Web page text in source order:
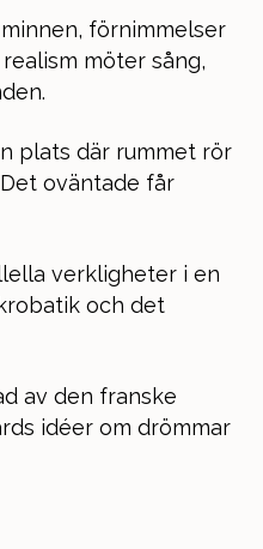
förnimmelser
möter sång,
plats där rummet rör
oväntade får
verkligheter i en
och det
av den franske
idéer om drömmar